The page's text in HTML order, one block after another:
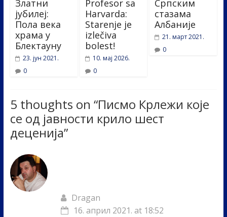
Златни
јубилеј:
Пола века
храма у
Блектауну
23. јун 2021.
0
Profesor sa
Harvarda:
Starenje je
izlečiva
bolest!
10. мај 2026.
0
Српским
стазама
Албаније
21. март 2021.
0
5 thoughts on “Писмо Крлежи које
се од јавности крило шест
деценија”
Dragan
16. април 2021. at 18:52